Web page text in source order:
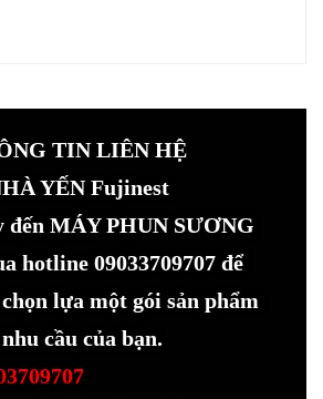
TIN LIÊN HỆ
YẾN Fujinest
đến MÁY PHUN SƯƠNG
hotline 09033709707 để
lựa một gói sản phẩm
cầu của bạn.